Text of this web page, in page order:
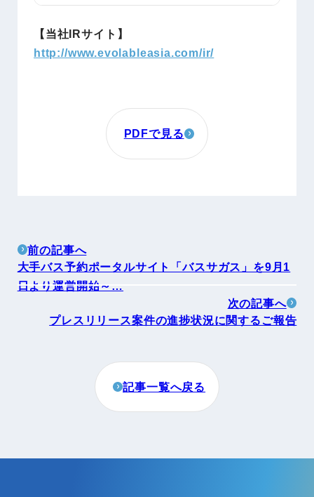
【当社IRサイト】
http://www.evolableasia.com/ir/
PDFで見る
前の記事へ
大手バス予約ポータルサイト「バスサガス」を9月1
日より運営開始～…
次の記事へ
プレスリリース案件の進捗状況に関するご報告
記事一覧へ戻る